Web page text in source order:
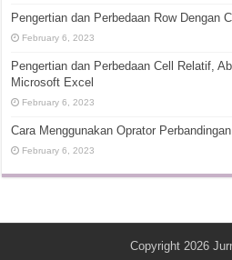
Pengertian dan Perbedaan Row Dengan
February 6, 2023
Pengertian dan Perbedaan Cell Relatif,
Microsoft Excel
February 6, 2023
Cara Menggunakan Oprator
February 6, 2023
Copyright 2026